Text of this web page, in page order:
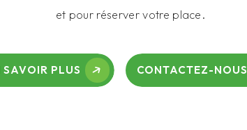
et pour réserver votre place.
SAVOIR PLUS CONTACTEZ-NOUS